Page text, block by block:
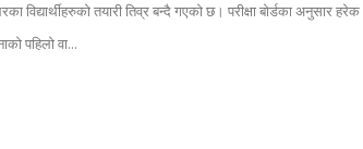
विद्यार्थीहरुको तयारी तिव्र बन्दै गएको छ। परीक्षा बोर्डका अनुसार हरेक
पहिलो वा...